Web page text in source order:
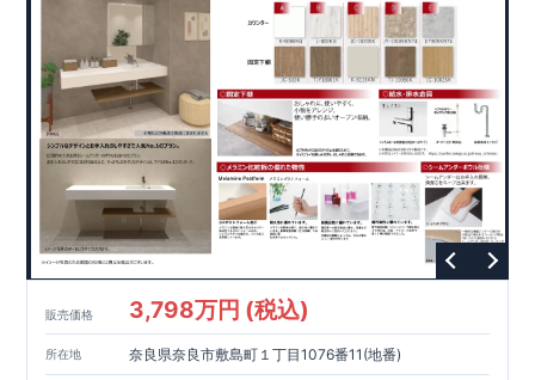
販売価格 3,798万円 (税込)
所在地 奈良県奈良市敷島町１丁目1076番11(地番)